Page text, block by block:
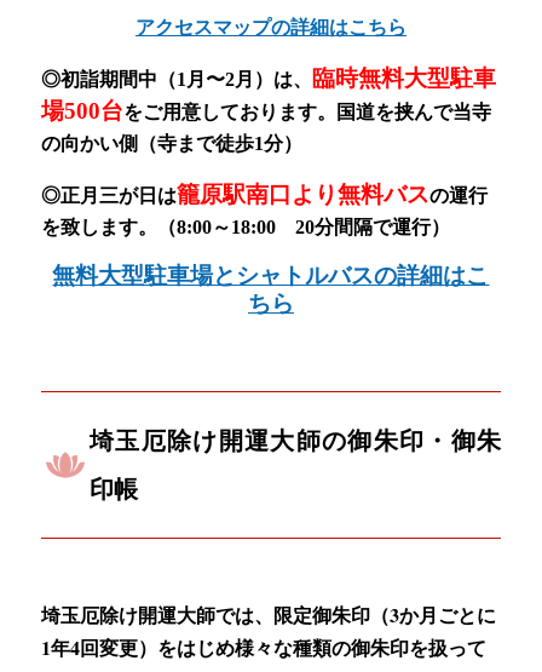
アクセスマップの詳細はこちら
◎初詣期間中（1月〜2月） は、
臨時無料大型駐車
場500台をご用意しております。
国道を挟んで当寺
の向かい側（寺まで徒歩1分）
◎正月三が日は籠原駅南口より無料バスの運行
を致します。（8:00～18:00 20分間隔で運行）
無料大型駐車場とシャトルバスの詳細はこ
ちら
埼玉厄除け開運大師の御朱印・御朱
印帳
埼玉厄除け開運大師では、限定御朱印（3か月ごとに
1年4回変更）をはじめ様々な種類の御朱印を扱って